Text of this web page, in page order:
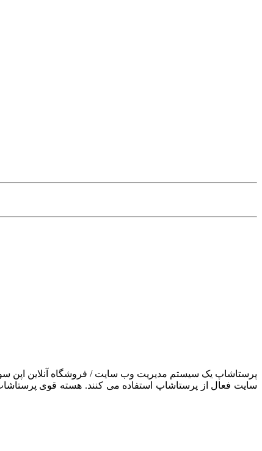
سایت فعال از پرستاشاپ استفاده می کنند. هسته قوی